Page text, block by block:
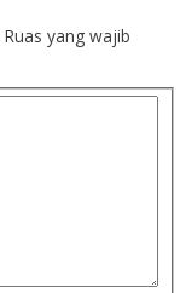
Ruas yang wajib